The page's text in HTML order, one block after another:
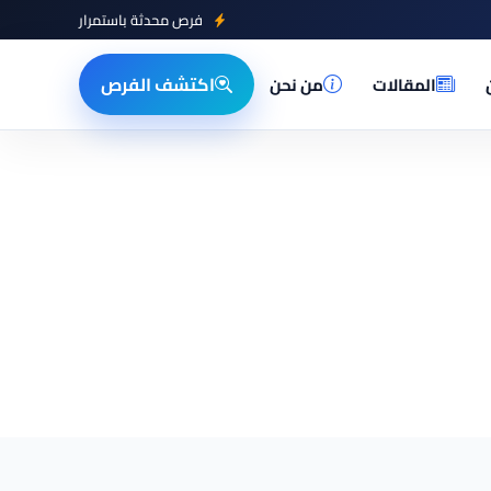
فرص محدثة باستمرار
المقالات من نحن اكتشف الفرص